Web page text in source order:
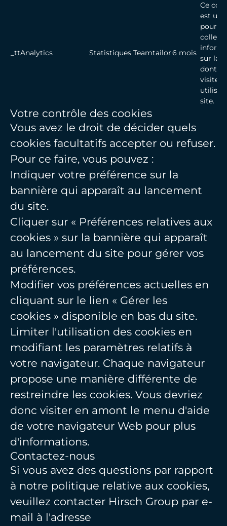
_ttAnalytics Statistiques Teamtailor6 mois
Ce
est
pour
sur la
dont
site.
Votre contrôle des cookies
Vous avez le droit de décider quels
cookies facultatifs accepter ou refuser.
Pour ce faire, vous pouvez :
Indiquer votre préférence sur la
bannière qui apparaît au lancement
du site.
Cliquer sur « Préférences relatives aux
cookies » sur la bannière qui apparaît
au lancement du site pour gérer vos
préférences.
Modifier vos préférences actuelles en
cliquant sur le lien « Gérer les
cookies » disponible en bas du site.
Limiter l'utilisation des cookies en
modifiant les paramètres relatifs à
votre navigateur. Chaque navigateur
propose une manière différente de
restreindre les cookies. Vous devriez
donc visiter en amont le menu d'aide
de votre navigateur Web pour plus
d'informations.
Contactez-nous
Si vous avez des questions par rapport
à notre politique relative aux cookies,
veuillez contacter Hirsch Group par e-
mail à l'adresse